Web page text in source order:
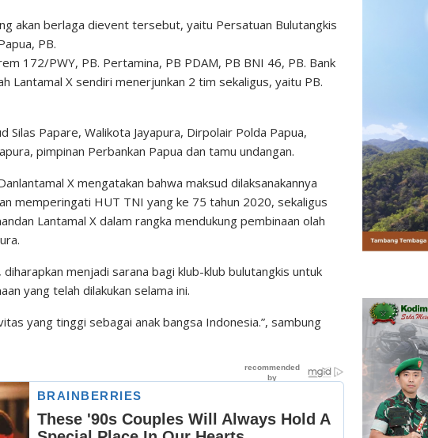
akan berlaga dievent tersebut, yaitu Persatuan Bulutangkis
PB.
172/PWY, PB. Pertamina, PB PDAM, PB BNI 46, PB. Bank
Lantamal X sendiri menerjunkan 2 tim sekaligus, yaitu PB.
Silas Papare, Walikota Jayapura, Dirpolair Polda Papua,
pimpinan Perbankan Papua dan tamu undangan.
X mengatakan bahwa maksud dilaksanakannya
memperingati HUT TNI yang ke 75 tahun 2020, sekaligus
Lantamal X dalam rangka mendukung pembinaan olah
menjadi sarana bagi klub-klub bulutangkis untuk
yang telah dilakukan selama ini.
yang tinggi sebagai anak bangsa Indonesia.”, sambung